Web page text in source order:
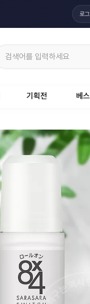
로
기획전 베